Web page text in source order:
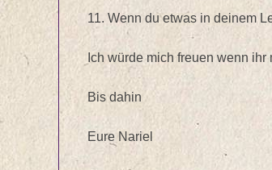
11. Wenn du etwas in deinem
Ich würde mich freuen wenn ihr
Bis dahin
Eure Nariel